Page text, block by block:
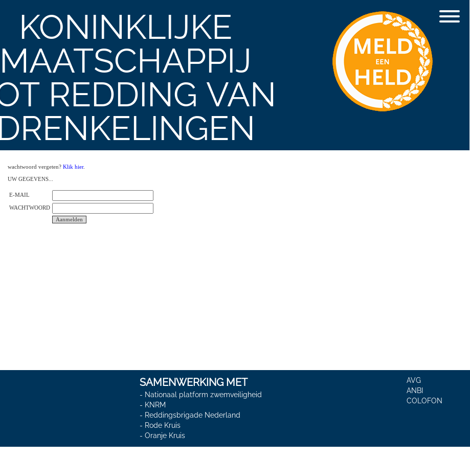
KONINKLIJKE
MAATSCHAPPIJ
REDDING VAN
wachtwoord vergeten? Klik hier.
UW GEGEVENS...
E-MAIL
WACHTWOORD
SAMENWERKING MET
- Nationaal platform zwemveiligheid
- KNRM
- Reddingsbrigade Nederland
- Rode Kruis
- Oranje Kruis
AVG
ANBI
COLOFON